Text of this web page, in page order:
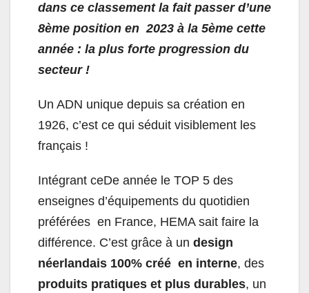
dans ce classement la fait passer d’une
8ème position en 2023 à la 5ème cette
année : la plus forte progression du
secteur !
Un ADN unique depuis sa création en
1926, c’est ce qui séduit visiblement les
français !
Intégrant ceDe année le TOP 5 des
enseignes d’équipements du quotidien
préférées en France, HEMA sait faire la
différence. C’est grâce à un design
néerlandais 100% créé en interne, des
produits pratiques et plus durables, un